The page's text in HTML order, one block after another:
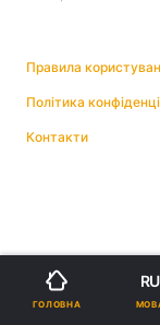
Правила
Політика
Контакти
ГОЛОВНА
RU